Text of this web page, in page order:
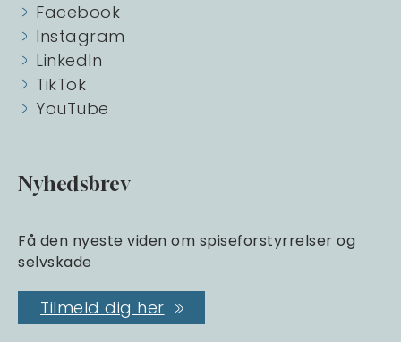
Facebook
Instagram
LinkedIn
TikTok
YouTube
Nyhedsbrev
Få den nyeste viden om spiseforstyrrelser og
selvskade
Tilmeld dig her